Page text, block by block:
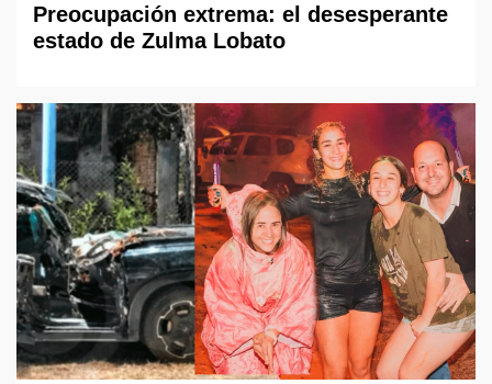
Preocupación extrema: el desesperante
estado de Zulma Lobato